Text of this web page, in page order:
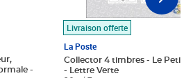
Livraison offerte
La Poste
Collector 4 timbres - Le Petit
- Lettre Verte